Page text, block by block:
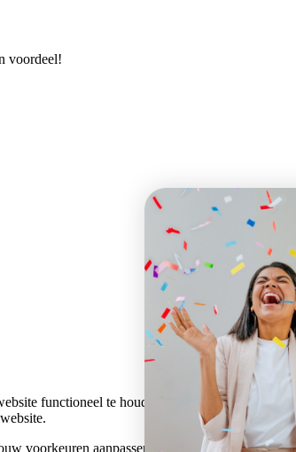
voordeel!
functioneel te houden. Daarnaast gebruiken
voorkeuren aanpassen. Door op 'Alle cookies